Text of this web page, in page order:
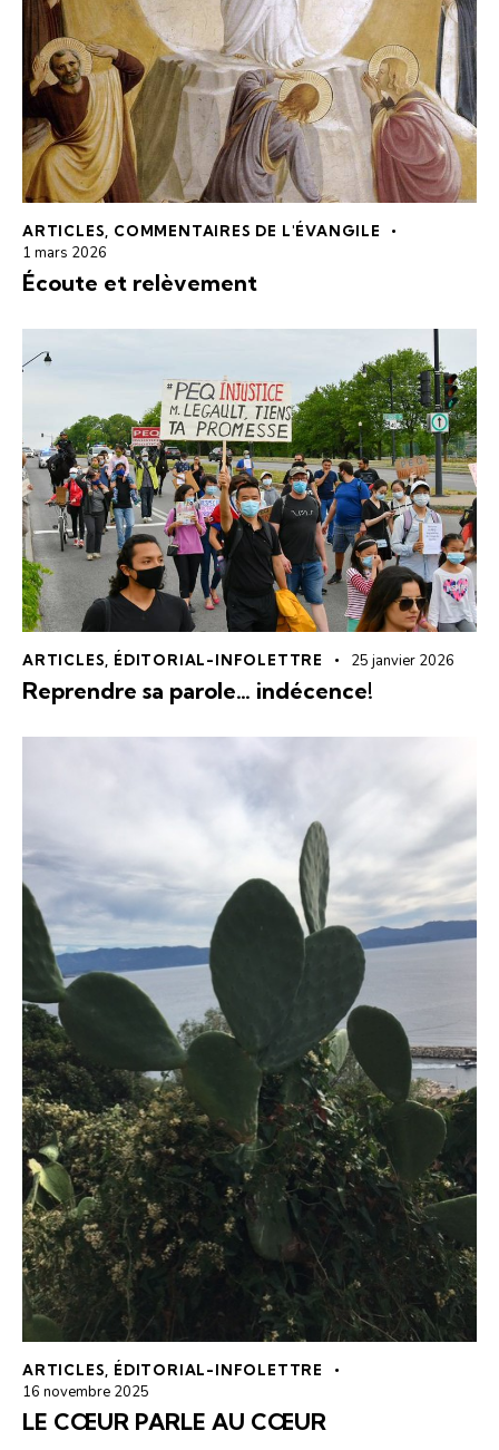
ARTICLES COMMENTAIRES DE L'ÉVANGILE
1 mars 2026
Écoute et relèvement
ARTICLES ÉDITORIAL-INFOLETTRE 25 janvier 2026
Reprendre sa parole… indécence!
ARTICLES ÉDITORIAL-INFOLETTRE
16 novembre 2025
LE CŒUR PARLE AU CŒUR